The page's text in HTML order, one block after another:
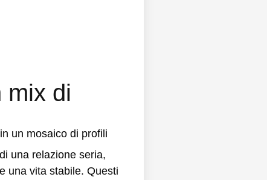
mix di
un mosaico di profili
una relazione seria,
una vita stabile. Questi